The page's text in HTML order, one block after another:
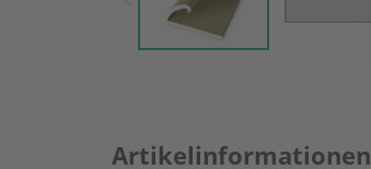
Artikelinformationen